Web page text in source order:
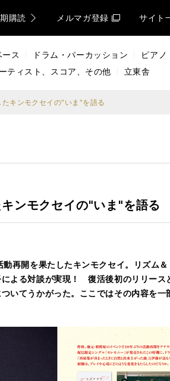
購読 メルマガ登録 サイト
ース ドラム・パーカッション ピアノ
ティスト、スコア、その他 立東舎
キンモクセイの"いま"を語る
ンモクセイの"いま"を語る
再開を果たしたキンモクセイ。リズム
よる対談が実現！ 復活後初のリリー
いてうかがった。ここではその内容を